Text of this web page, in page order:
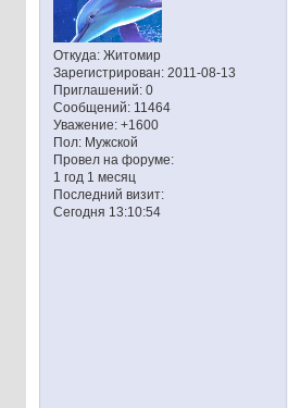
Откуда:Житомир
Зарегистрирован: 2011-08-13
Приглашений:0
Сообщений:11464
Уважение: +1600
Пол:Мужской
Провел на форуме:
1 год 1 месяц
Последний визит:
Сегодня 13:10:54